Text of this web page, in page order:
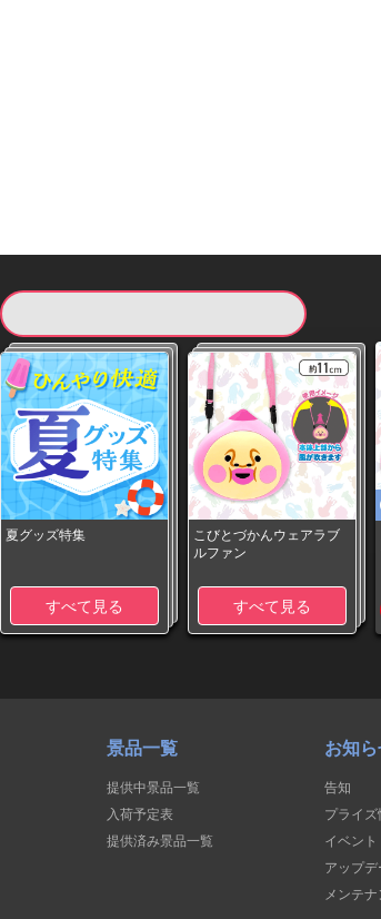
夏グッズ特集
すべて見る
こびとづかんウェアラブ
ルファン
すべて見る
景品一覧
提供中景品一覧
入荷予定表
提供済み景品一覧
お知
告知
プライズ
イベント
アップデ
メンテナ